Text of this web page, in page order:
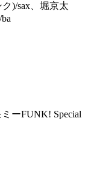
)/sax、堀京太
ーFUNK! Special